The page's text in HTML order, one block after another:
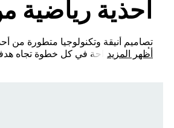
أحذية رياضية
تصاميم أنيقة وتكنولوجيا متطورة من
بأداء واثق وراحة في كل خطوة تجاه
أظهر المزيد